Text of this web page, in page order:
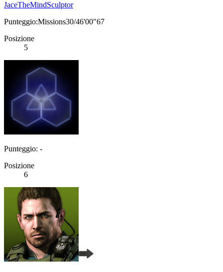
JaceTheMindSculptor
Punteggio:Missions30/46'00"67
Posizione
5
Punteggio: -
Posizione
6